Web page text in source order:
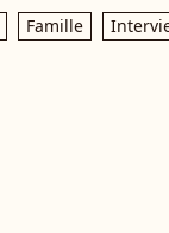
Famille